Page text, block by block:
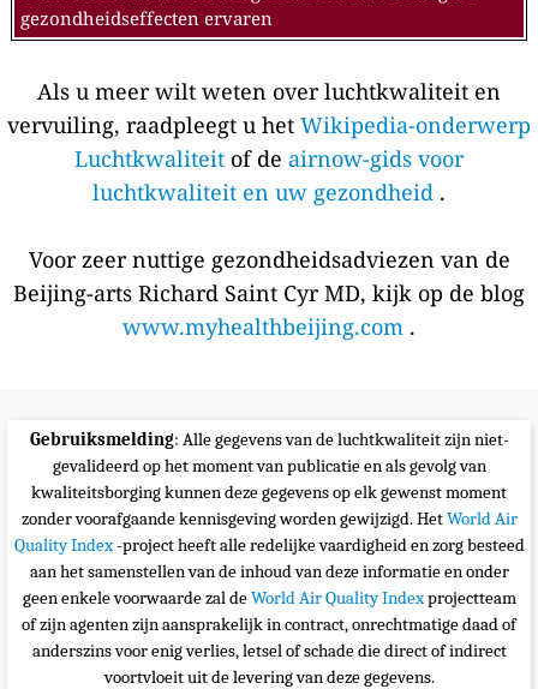
gezondheidseffecten ervaren
Als u meer wilt weten over luchtkwaliteit en
vervuiling, raadpleegt u het Wikipedia-onderwerp
Luchtkwaliteit of de airnow-gids voor
luchtkwaliteit en uw gezondheid .
Voor zeer nuttige gezondheidsadviezen van de
Beijing-arts Richard Saint Cyr MD, kijk op de blog
www.myhealthbeijing.com .
Gebruiksmelding: Alle gegevens van de luchtkwaliteit zijn niet-
gevalideerd op het moment van publicatie en als gevolg van
kwaliteitsborging kunnen deze gegevens op elk gewenst moment
zonder voorafgaande kennisgeving worden gewijzigd. HetWorld Air
Quality Index-project heeft alle redelijke vaardigheid en zorg besteed
aan het samenstellen van de inhoud van deze informatie en onder
geen enkele voorwaarde zal deWorld Air Quality Indexprojectteam
of zijn agenten zijn aansprakelijk in contract, onrechtmatige daad of
anderszins voor enig verlies, letsel of schade die direct of indirect
voortvloeit uit de levering van deze gegevens.